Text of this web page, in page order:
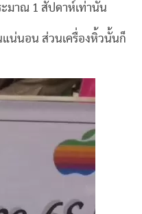
ะมาณ 1 สัปดาห์เท่านั้น
แน่นอน ส่วนเครื่องหิ้วนั้นก็